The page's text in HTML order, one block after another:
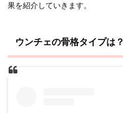
果を紹介していきます。
ウンチェの骨格タイプは？